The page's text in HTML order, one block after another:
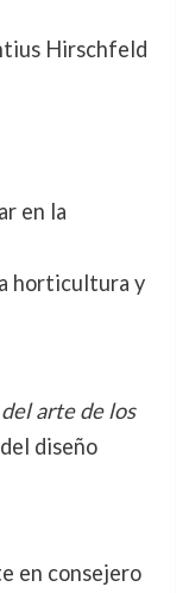
Hirschfeld
en la
horticultura y
arte de los
diseño
en consejero